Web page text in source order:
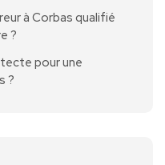
à Corbas qualifié
?
pour une
?